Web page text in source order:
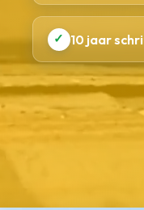
✓ 10 jaar